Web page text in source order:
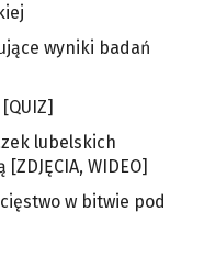
wyniki badań
lubelskich
WIDEO]
w bitwie pod